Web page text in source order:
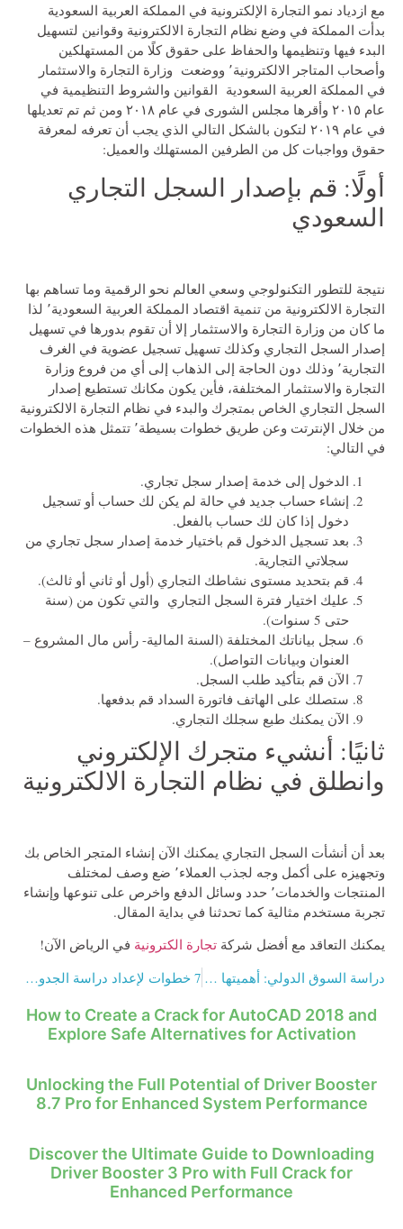
مع ازدياد نمو التجارة الإلكترونية في المملكة العربية السعودية
بدأت المملكة في وضع نظام التجارة الالكترونية وقوانين لتسهيل
البدء فيها وتنظيمها والحفاظ على حقوق كلًا من المستهلكين
وأصحاب المتاجر الالكترونية٬ ووضعت وزارة التجارة والاستثمار
في المملكة العربية السعودية القوانين والشروط التنظيمية في
عام ٢٠١٥ وأقرها مجلس الشورى في عام ٢٠١٨ ومن ثم تم تعديلها
في عام ٢٠١٩ لتكون بالشكل التالي الذي يجب أن تعرفه لمعرفة
حقوق وواجبات كل من الطرفين المستهلك والعميل:
أولًا: قم بإصدار السجل التجاري
السعودي
نتيجة للتطور التكنولوجي وسعي العالم نحو الرقمية وما تساهم بها
التجارة الالكترونية من تنمية اقتصاد المملكة العربية السعودية٬ لذا
ما كان من وزارة التجارة والاستثمار إلا أن تقوم بدورها في تسهيل
إصدار السجل التجاري وكذلك تسهيل تسجيل عضوية في الغرف
التجارية٬ وذلك دون الحاجة إلى الذهاب إلى أي من فروع وزارة
التجارة والاستثمار المختلفة، فأين يكون مكانك تستطيع إصدار
السجل التجاري الخاص بمتجرك والبدء في نظام التجارة الالكترونية
من خلال الإنترتت وعن طريق خطوات بسيطة٬ تتمثل هذه الخطوات
في التالي:
الدخول إلى خدمة إصدار سجل تجاري.
إنشاء حساب جديد في حالة لم يكن لك حساب أو تسجيل
دخول إذا كان لك حساب بالفعل.
بعد تسجيل الدخول قم باختيار خدمة إصدار سجل تجاري من
سجلاتي التجارية.
قم بتحديد مستوى نشاطك التجاري (أول أو ثاني أو ثالث).
عليك اختيار فترة السجل التجاري والتي تكون من (سنة
حتى 5 سنوات).
سجل بياناتك المختلفة (السنة المالية- رأس مال المشروع –
العنوان وبيانات التواصل).
الآن قم بتأكيد طلب السجل.
ستصلك على الهاتف فاتورة السداد قم بدفعها.
الآن يمكنك طبع سجلك التجاري.
ثانيًا: أنشيء متجرك الإلكتروني
وانطلق في نظام التجارة الالكترونية
بعد أن أنشأت السجل التجاري يمكنك الآن إنشاء المتجر الخاص بك
وتجهيزه على أكمل وجه لجذب العملاء٬ ضع وصف لمختلف
المنتجات والخدمات٬ حدد وسائل الدفع واخرص على تنوعها وإنشاء
تجربة مستخدم مثالية كما تحدثنا في بداية المقال.
يمكنك التعاقد مع أفضل شركةتجارة الكترونيةفي الرياض الآن!
دراسة السوق الدولي: أهميتها و7 خطوات لتنفيذها
7 خطوات لإعداد دراسة الجدوى التسويقية
How to Create a Crack for AutoCAD 2018 and
Explore Safe Alternatives for Activation
Unlocking the Full Potential of Driver Booster
8.7 Pro for Enhanced System Performance
Discover the Ultimate Guide to Downloading
Driver Booster 3 Pro with Full Crack for
Enhanced Performance